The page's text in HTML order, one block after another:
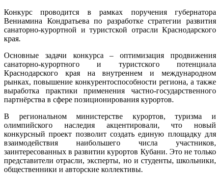
Конкурс проводится в рамках поручения губернатора
Вениамина Кондратьева по разработке стратегии развития
санаторно-курортной и туристской отрасли Краснодарского
края.
Основные задачи конкурса – оптимизация продвижения
санаторно-курортного и туристского потенциала
Краснодарского края на внутреннем и международном
рынках, повышение конкурентоспособности региона, а также
выработка практики применения частно-государственного
партнёрства в сфере позиционирования курортов.
В региональном министерстве курортов, туризма и
олимпийского наследия акцентировали, что новый
конкурсный проект позволит создать единую площадку для
взаимодействия наибольшего числа участников,
заинтересованных в развитии курортов Кубани. Это не только
представители отрасли, эксперты, но и студенты, школьники,
общественники и авторские коллективы.